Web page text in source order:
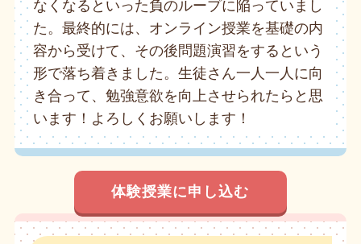
なくなるといった負のループに陥っていまし
た。最終的には、オンライン授業を基礎の内
容から受けて、その後問題演習をするという
形で落ち着きました。生徒さん一人一人に向
き合って、勉強意欲を向上させられたらと思
います！よろしくお願いします！
体験授業に申し込む